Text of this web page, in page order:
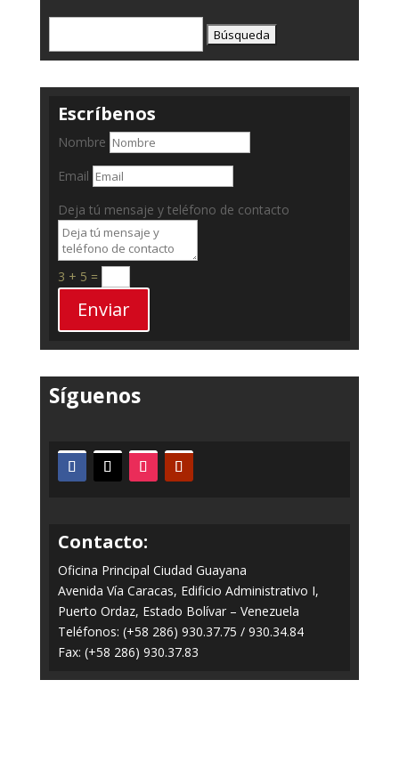
Escríbenos
Nombre
Email
Deja tú mensaje y teléfono de contacto
3 + 5 =
Enviar
Síguenos
Contacto:
Oficina Principal Ciudad Guayana
Avenida Vía Caracas, Edificio Administrativo I,
Puerto Ordaz, Estado Bolívar – Venezuela
Teléfonos: (+58 286) 930.37.75 / 930.34.84
Fax: (+58 286) 930.37.83